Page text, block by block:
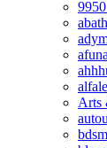
Arts